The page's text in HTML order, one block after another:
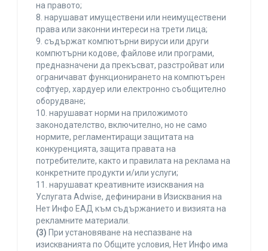
на правото;
8. нарушават имуществени или неимуществени
права или законни интереси на трети лица;
9. съдържат компютърни вируси или други
компютърни кодове, файлове или програми,
предназначени да прекъсват, разстройват или
ограничават функционирането на компютърен
софтуер, хардуер или електронно съобщително
оборудване;
10. нарушават норми на приложимото
законодателство, включително, но не само
нормите, регламентиращи защитата на
конкуренцията, защита правата на
потребителите, както и правилата на реклама на
конкретните продукти и/или услуги;
11. нарушават креативните изисквания на
Услугата Adwise, дефинирани в Изисквания на
Нет Инфо ЕАД към съдържанието и визията на
рекламните материали.
(3) При установяване на неспазване на
изискванията по Общите условия, Нет Инфо има